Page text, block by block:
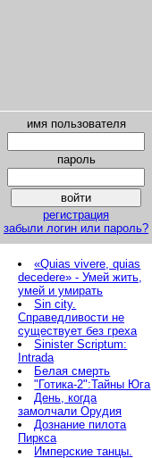
имя пользователя
пароль
регистрация
забыли логин или пароль?
«Quias vivere, quias
decedere» - Умей жить,
умей и умирать
Sin city.
Справедливости не
существует без греха
Sinister Scriptum:
Intrada
Белая смерть
"Готика-2":Тайны Юга
День, когда
замолчали Орудия
Дознание пилота
Пиркса
Имперские танцы.